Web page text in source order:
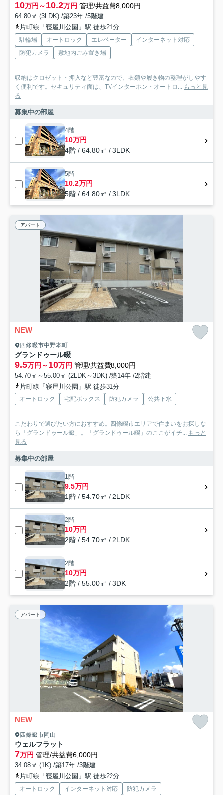
10万円～10.2万円 管理/共益費8,000円
64.80㎡ (3LDK) /築23年 /5階建
片町線「寝屋川公園」駅 徒歩21分
駐輪場 オートロック エレベーター
インターネット対応
防犯カメラ
敷地内ごみ置き場
収納はクロゼット・押入など豊富なので、衣類や履き物の整理がしやす
く便利です。セキュリティ面は、TVインターホン・オートロ... もっと見
る
募集中の部屋
4階
10万円
4階 / 64.80㎡ / 3LDK
5階
10.2万円
5階 / 64.80㎡ / 3LDK
アパート
NEW
四條畷市中野本町
グランドゥール畷
9.5万円～10万円 管理/共益費8,000円
54.70㎡～55.00㎡ (2LDK～3DK) /築14年 /2階建
片町線「寝屋川公園」駅 徒歩31分
オートロック 宅配ボックス 防犯カメラ 公共下水
こだわりで選びたい方におすすめ。四條畷市エリアで住まいをお探しな
ら「グランドゥール畷」。「グランドゥール畷」のここがイチ... もっと
見る
募集中の部屋
1階
9.5万円
1階 / 54.70㎡ / 2LDK
2階
10万円
2階 / 54.70㎡ / 2LDK
2階
10万円
2階 / 55.00㎡ / 3DK
アパート
NEW
四條畷市岡山
ウェルフラット
7万円 管理/共益費6,000円
34.08㎡ (1K) /築17年 /3階建
片町線「寝屋川公園」駅 徒歩22分
オートロック インターネット対応
防犯カメラ